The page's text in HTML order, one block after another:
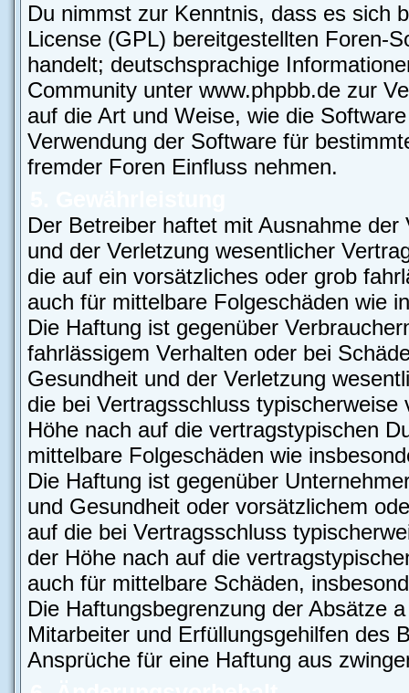
Du nimmst zur Kenntnis, dass es sich
License (GPL) bereitgestellten Foren-
handelt; deutschsprachige
Community unter www.phpbb.de zur
auf die Art und Weise, wie die
Verwendung der Software für
fremder Foren Einfluss nehmen.
Der Betreiber haftet mit Ausnahme
und der Verletzung wesentlicher
die auf ein vorsätzliches oder grob
auch für mittelbare Folgeschäden wie
Die Haftung ist gegenüber
fahrlässigem Verhalten oder bei
Gesundheit und der Verletzung
die bei Vertragsschluss
Höhe nach auf die vertragstypischen
mittelbare Folgeschäden wie
Die Haftung ist gegenüber
und Gesundheit oder vorsätzlichem
auf die bei Vertragsschluss
der Höhe nach auf die
auch für mittelbare Schäden,
Die Haftungsbegrenzung der Absätze
Mitarbeiter und Erfüllungsgehilfen des
Ansprüche für eine Haftung aus